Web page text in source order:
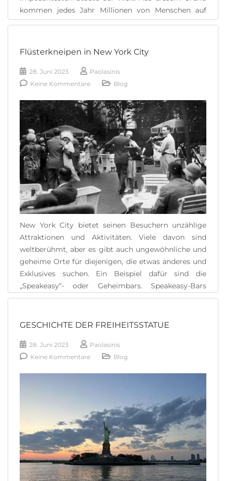
kommen jedes Jahr Millionen von Menschen auf
amerikanischen Boden, um die unglaublichen und
New York gibt es alles: die höchsten Wolkenkratzer,
die besten Hamburger, beeindruckende Museen,
aber man findet auch verlassene Gebäude, Friedhöfe,
angeblich heimgesuchte Häuser [...]
READ MORE
Flüsterkneipen in New York City
28. Juni 2023
Paolasinis
Keine Kommentare
Blog
New York City bietet seinen Besuchern unzählige
Attraktionen und Aktivitäten. Viele davon sind
weltberühmt, aber es gibt auch ungewöhnliche und
geheime Orte für diejenigen, die etwas anderes und
Exklusives suchen. Ein Beispiel dafür sind die
„Speakeasy“- oder Geheimbars. Speakeasy-Bars
entstanden erstmals während der Prohibition in den
alkoholischer Getränke zwischen 1920 [...]
READ MORE
GESCHICHTE DER FREIHEITSSTATUE
28. Juni 2023
Paolasinis
Keine Kommentare
Blog